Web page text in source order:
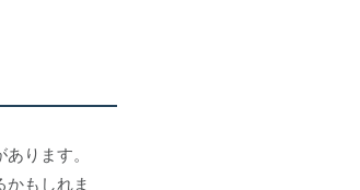
ります。
かもしれま